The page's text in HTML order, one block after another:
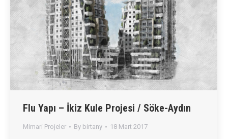
Flu Yapı – İkiz Kule Projesi / Söke-Aydın
Mimari Projeler By birtany 18 Mart 2017